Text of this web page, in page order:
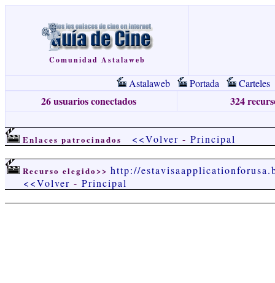
Comunidad Astalaweb
Astalaweb Portada Carteles
26 usuarios conectados 324
Enlaces patrocinados <<Volver - Principal
Recurso elegido>> http://
<<Volver - Principal